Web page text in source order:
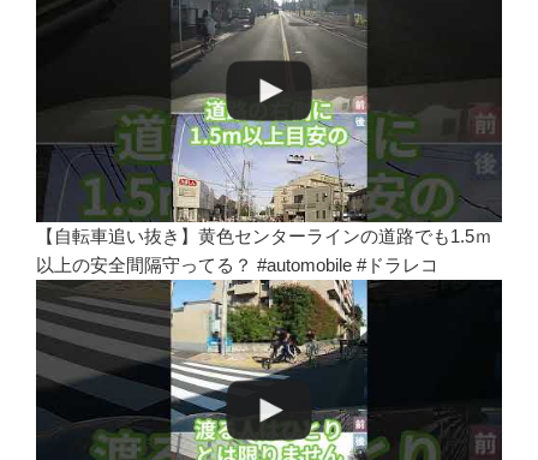
【自転車追い抜き】黄色センターラインの道路でも1.5ｍ
以上の安全間隔守ってる？ #automobile #ドラレコ